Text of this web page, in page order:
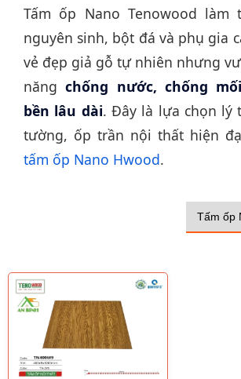
Tấm ốp Nano Tenowood làm
nguyên sinh, bột đá và phụ gia
vẻ đẹp giả gỗ tự nhiên nhưng
năngchống nước, chống
bền lâu dài. Đây là lựa chọn lý
tường, ốp trần nội thất hiện
tấm ốp Nano Hwood.